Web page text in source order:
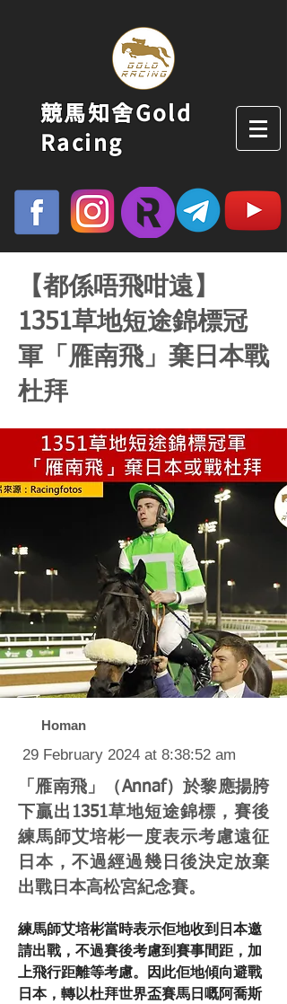
競馬知舍Gold
Racing
【都係唔飛咁遠】
1351草地短途錦標冠
軍「雁南飛」棄日本戰
杜拜
Homan
29 February 2024 at 8:38:52 am
「雁南飛」（Annaf）於黎應揚胯
下贏出1351草地短途錦標，賽後
練馬師艾培彬一度表示考慮遠征
日本，不過經過幾日後決定放棄
出戰日本高松宮紀念賽。
練馬師艾培彬當時表示佢地收到日本邀
請出戰，不過賽後考慮到賽事間距，加
上飛行距離等考慮。因此佢地傾向避戰
日本，轉以杜拜世界盃賽馬日嘅阿喬斯